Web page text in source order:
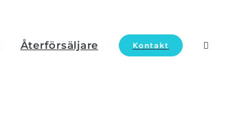
Återförsäljare Kontakt